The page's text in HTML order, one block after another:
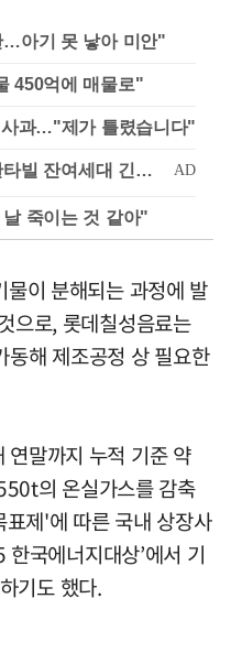
…아기 못 낳아 미안"
450억에 매물로"
사과…"제가 틀렸습니다"
죽이는 것 같아"
이 분해되는 과정에 발
으로, 롯데칠성음료는
동해 제조공정 상 필요한
연말까지 누적 기준 약
의 온실가스를 감축
제'에 따른 국내 상장사
국에너지대상’에서 기
기도 했다.